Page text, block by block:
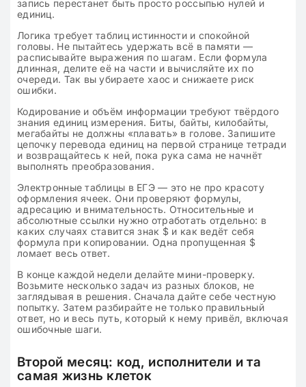
запись перестанет быть просто россыпью нулей и
единиц.
Логика требует таблиц истинности и спокойной
головы. Не пытайтесь удержать всё в памяти —
расписывайте выражения по шагам. Если формула
длинная, делите её на части и вычисляйте их по
очереди. Так вы убираете хаос и снижаете риск
ошибки.
Кодирование и объём информации требуют твёрдого
знания единиц измерения. Биты, байты, килобайты,
мегабайты не должны «плавать» в голове. Запишите
цепочку перевода единиц на первой странице тетради
и возвращайтесь к ней, пока рука сама не начнёт
выполнять преобразования.
Электронные таблицы в ЕГЭ — это не про красоту
оформления ячеек. Они проверяют формулы,
адресацию и внимательность. Относительные и
абсолютные ссылки нужно отработать отдельно: в
каких случаях ставится знак $ и как ведёт себя
формула при копировании. Одна пропущенная $
ломает весь ответ.
В конце каждой недели делайте мини-проверку.
Возьмите несколько задач из разных блоков, не
заглядывая в решения. Сначала дайте себе честную
попытку. Затем разбирайте не только правильный
ответ, но и весь путь, который к нему привёл, включая
ошибочные шаги.
Второй месяц: код, исполнители и та
самая жизнь клеток